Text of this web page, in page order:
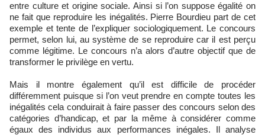
entre culture et origine sociale. Ainsi si l’on suppose égalité on
ne fait que reproduire les inégalités. Pierre Bourdieu part de cet
exemple et tente de l’expliquer sociologiquement. Le concours
permet, selon lui, au système de se reproduire car il est perçu
comme légitime. Le concours n’a alors d’autre objectif que de
transformer le privilège en vertu.
Mais il montre également qu’il est difficile de procéder
différemment puisque si l’on veut prendre en compte toutes les
inégalités cela conduirait à faire passer des concours selon des
catégories d’handicap, et par la même à considérer comme
égaux des individus aux performances inégales. Il analyse